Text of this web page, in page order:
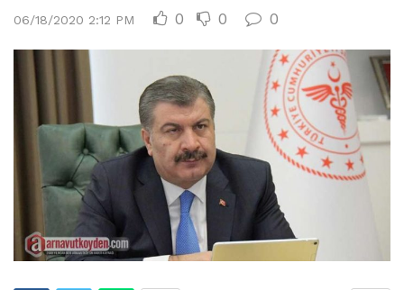
06/18/2020 2:12 PM 0 0 0